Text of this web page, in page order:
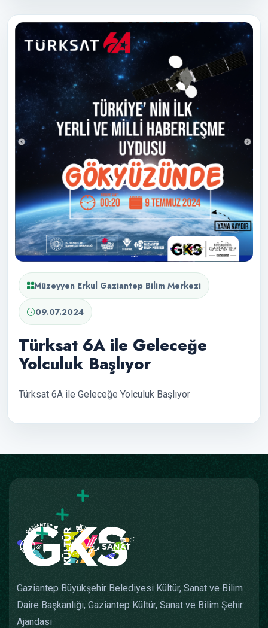
Müzeyyen Erkul Gaziantep Bilim Merkezi
09.07.2024
Türksat 6A ile Geleceğe
Yolculuk Başlıyor
Türksat 6A ile Geleceğe Yolculuk Başlıyor
Gaziantep Büyükşehir Belediyesi Kültür, Sanat ve Bilim
Daire Başkanlığı, Gaziantep Kültür, Sanat ve Bilim Şehir
Ajandası